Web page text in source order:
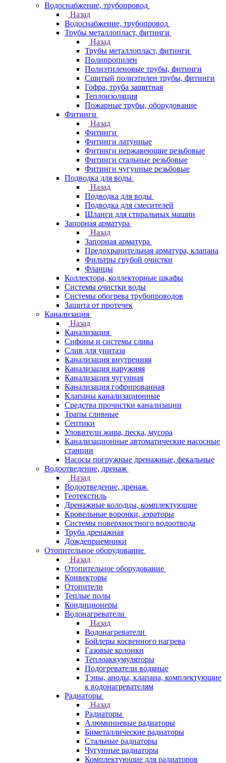
Водоснабжение, трубопровод
Назад
Водоснабжение, трубопровод
Трубы металлопласт, фитинги
Назад
Трубы металлопласт, фитинги
Полипропилен
Полиэтиленовые трубы, фитинги
Сшитый полиэтилен трубы, фитинги
Гофра, труба защитная
Теплоизоляция
Пожарные трубы, оборудование
Фитинги
Назад
Фитинги
Фитинги латунные
Фитинги нержавеющие резьбовые
Фитинги стальные резьбовые
Фитинги чугунные резьбовые
Подводка для воды
Назад
Подводка для воды
Подводка для смесителей
Шланги для стиральных машин
Запорная арматура
Назад
Запорная арматура
Предохранительная арматура, клапана
Фильтры грубой очистки
Фланцы
Коллектора, коллекторные шкафы
Системы очистки воды
Системы обогрева трубопроводов
Защита от протечек
Канализация
Назад
Канализация
Сифоны и системы слива
Слив для унитаза
Канализация внутренняя
Канализация наружняя
Канализация чугунная
Канализация гофрированная
Клапаны канализационные
Средства прочистки канализации
Трапы сливные
Септики
Уловители жира, песка, мусора
Канализационные автоматические насосные
станции
Насосы погружные дренажные, фекальные
Водоотведение, дренаж
Назад
Водоотведение, дренаж
Геотекстиль
Дренажные колодцы, комплектующие
Кровельные воронки, аэраторы
Системы поверхностного водоотвода
Труба дренажная
Дождеприемники
Отопительное оборудование
Назад
Отопительное оборудование
Конвекторы
Отопители
Теплые полы
Кондиционеры
Водонагреватели
Назад
Водонагреватели
Бойлеры косвенного нагрева
Газовые колонки
Теплоаккумуляторы
Подогреватели водяные
Тэны, аноды, клапана, комплектующие
к водонагревателям
Радиаторы
Назад
Радиаторы
Алюминиевые радиаторы
Биметаллические радиаторы
Стальные радиаторы
Чугунные радиаторы
Комплектующие для радиаторов